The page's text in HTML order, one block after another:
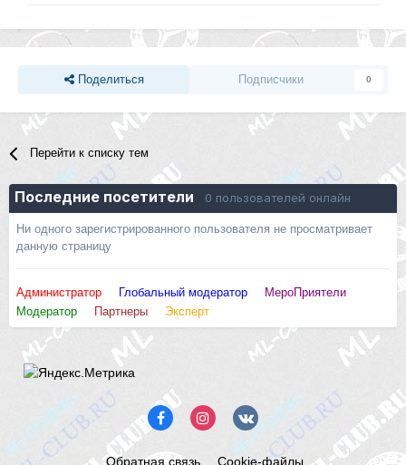
Поделиться Подписчики 0
Перейти к списку тем
Последние посетители 0 пользователей онлайн
Ни одного зарегистрированного пользователя не просматривает
данную страницу
Администратор Глобальный модератор
МероПриятели
Модератор
Партнеры Эксперт
Обратная связь Cookie-файлы